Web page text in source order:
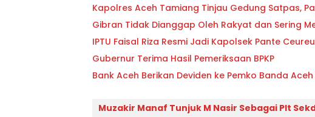
Kapolres Aceh Tamiang Tinjau Gedung Satpas,
Gibran Tidak Dianggap Oleh Rakyat dan Sering
IPTU Faisal Riza Resmi Jadi Kapolsek Pante
Gubernur Terima Hasil Pemeriksaan BPKP
Bank Aceh Berikan Deviden ke Pemko Banda
Muzakir Manaf Tunjuk M Nasir Sebagai Plt